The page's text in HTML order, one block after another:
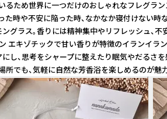
世界に一つだけのおしゃれなフレグ
不安に陥った時、なかなか寝付け
。香りには精神集中やリフレッシ
チックで甘い香りが特徴のイラン
思考をシャープに整えたり眠気や
も、気軽に自然な芳香浴を楽しめるの